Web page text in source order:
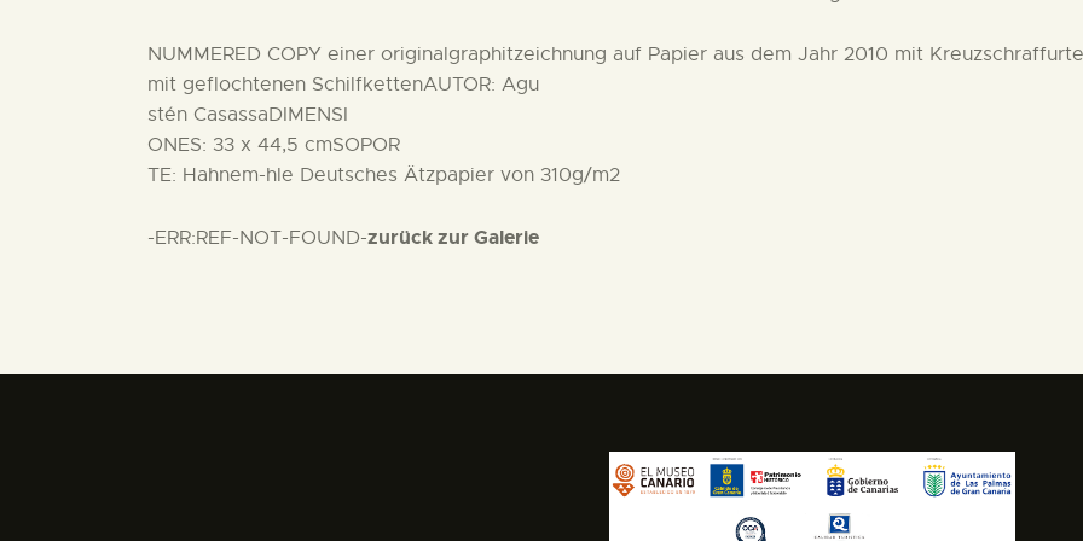
NUMMERED COPY einer originalgraphitzeichnung auf Papier aus dem Jahr 2010 mit
mit geflochtenen SchilfkettenAUTOR: Agu
stén CasassaDIMENSI
ONES: 33 x 44,5 cmSOPOR
TE: Hahnem-hle Deutsches Ätzpapier von 310g/m2
-ERR:REF-NOT-FOUND-zurück zur Galerie